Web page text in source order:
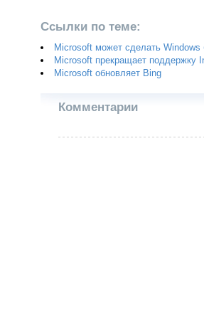
Ссылки по теме:
Microsoft может сделать Windows
Microsoft прекращает поддержку
Microsoft обновляет Bing
Комментарии